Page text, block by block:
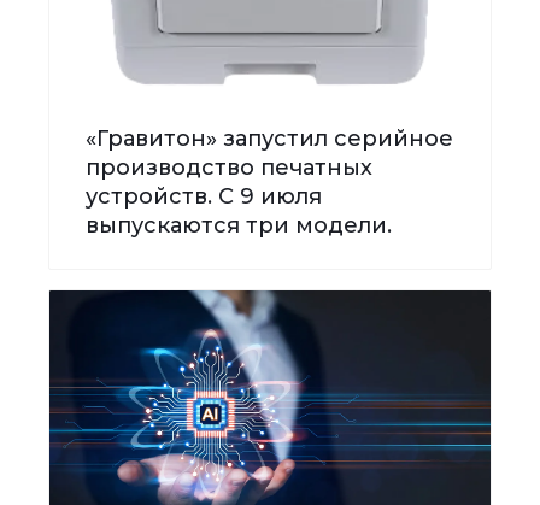
«Гравитон» запустил серийное
производство печатных
устройств. С 9 июля
выпускаются три модели.